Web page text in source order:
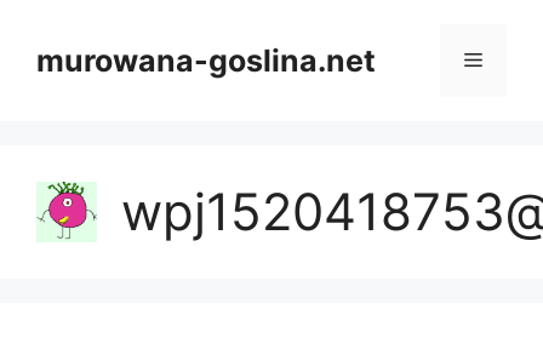
contentmurowana-goslina.net Menu